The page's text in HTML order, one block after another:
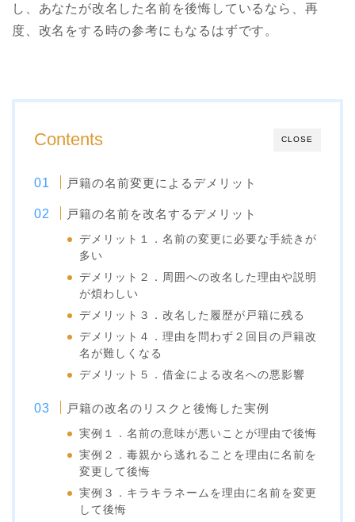
し、あなたが改名した名前を後悔しているなら、再
度、改名をする時の参考にもなるはずです。
CLOSE
Contents
戸籍の名前変更によるデメリット
戸籍の名前を改名するデメリット
デメリット１．名前の変更に必要な手続きが
多い
デメリット２．周囲への改名した理由や説明
が煩わしい
デメリット３．改名した履歴が戸籍に残る
デメリット４．理由を問わず２回目の戸籍改
名が難しくなる
デメリット５．借金による改名への悪影響
戸籍の改名のリスクと後悔した実例
実例１．名前の意味が悪いことが理由で後悔
実例２．毒親から逃れることを理由に名前を
変更して後悔
実例３．キラキラネームを理由に名前を変更
して後悔